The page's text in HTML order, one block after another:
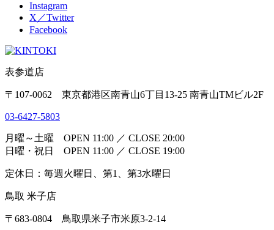
Instagram
X／Twitter
Facebook
表参道店
〒107-0062 東京都港区南青山6丁目13-25 南青山TMビル2F
03-6427-5803
月曜～土曜 OPEN 11:00 ／ CLOSE 20:00
日曜・祝日 OPEN 11:00 ／ CLOSE 19:00
定休日：毎週火曜日、第1、第3水曜日
鳥取 米子店
〒683-0804 鳥取県米子市米原3-2-14